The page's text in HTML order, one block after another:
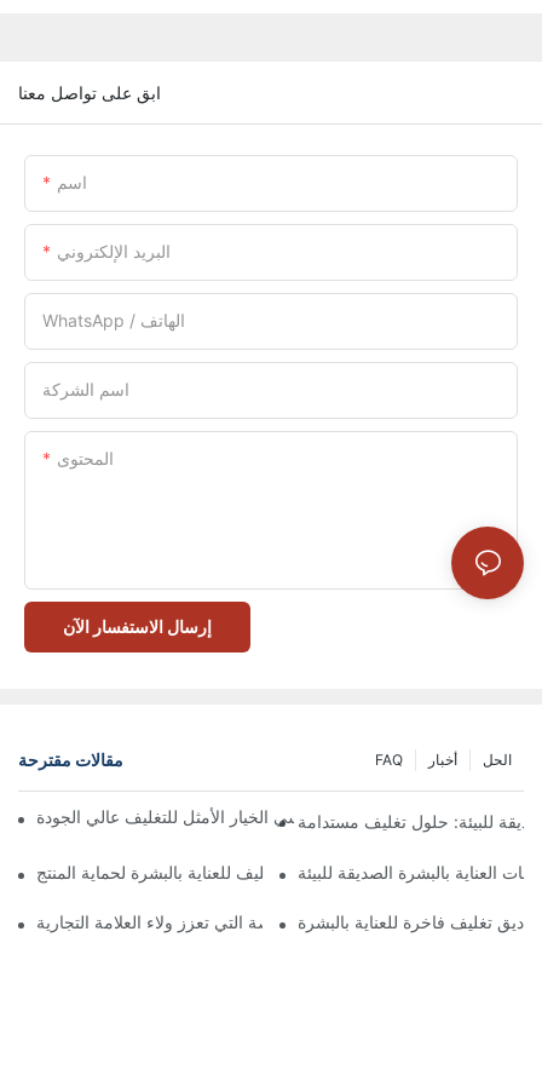
ابق على تواصل معنا
اسم
البريد الإلكتروني
WhatsApp / الهاتف
اسم الشركة
المحتوى
إرسال الاستفسار الآن
مقالات مقترحة الحل أخبار FAQ
تُعدّ الصناديق ذات الإغلاق المغناطيسي الخيار الأمثل للتغليف عالي الجودة
للبيئة: حلول تغليف مستدامة
كيفية اختيار أفضل صندوق تغليف للعناية بالبشرة لحماية المنتج
العناية بالبشرة الصديقة للبيئة
صناديق تغليف العناية بالبشرة المخصصة التي تعزز ولاء العلامة التجارية
تغليف فاخرة للعناية بالبشرة